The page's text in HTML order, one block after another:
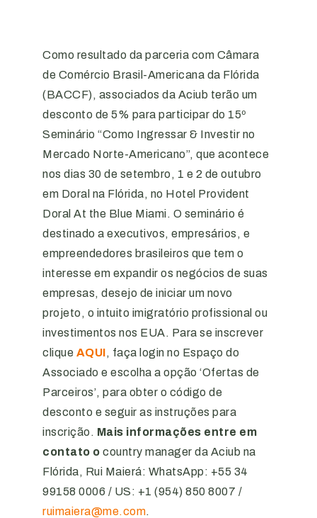
Como resultado da parceria com Câmara
de Comércio Brasil-Americana da Flórida
(BACCF), associados da Aciub terão um
desconto de 5% para participar do 15º
Seminário “Como Ingressar & Investir no
Mercado Norte-Americano”, que acontece
nos dias 30 de setembro, 1 e 2 de outubro
em Doral na Flórida, no Hotel Provident
Doral At the Blue Miami. O seminário é
destinado a executivos, empresários, e
empreendedores brasileiros que tem o
interesse em expandir os negócios de suas
empresas, desejo de iniciar um novo
projeto, o intuito imigratório profissional ou
investimentos nos EUA. Para se inscrever
clique AQUI, faça login no Espaço do
Associado e escolha a opção ‘Ofertas de
Parceiros’, para obter o código de
desconto e seguir as instruções para
inscrição. Mais informações entre em
contato o country manager da Aciub na
Flórida, Rui Maierá: WhatsApp: +55 34
99158 0006 / US: +1 (954) 850 8007 /
ruimaiera@me.com.